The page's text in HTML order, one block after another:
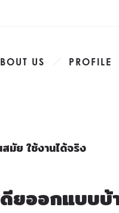
US PROFILE
มัย ใช้งานได้จริง
ดียออกแบบบ้